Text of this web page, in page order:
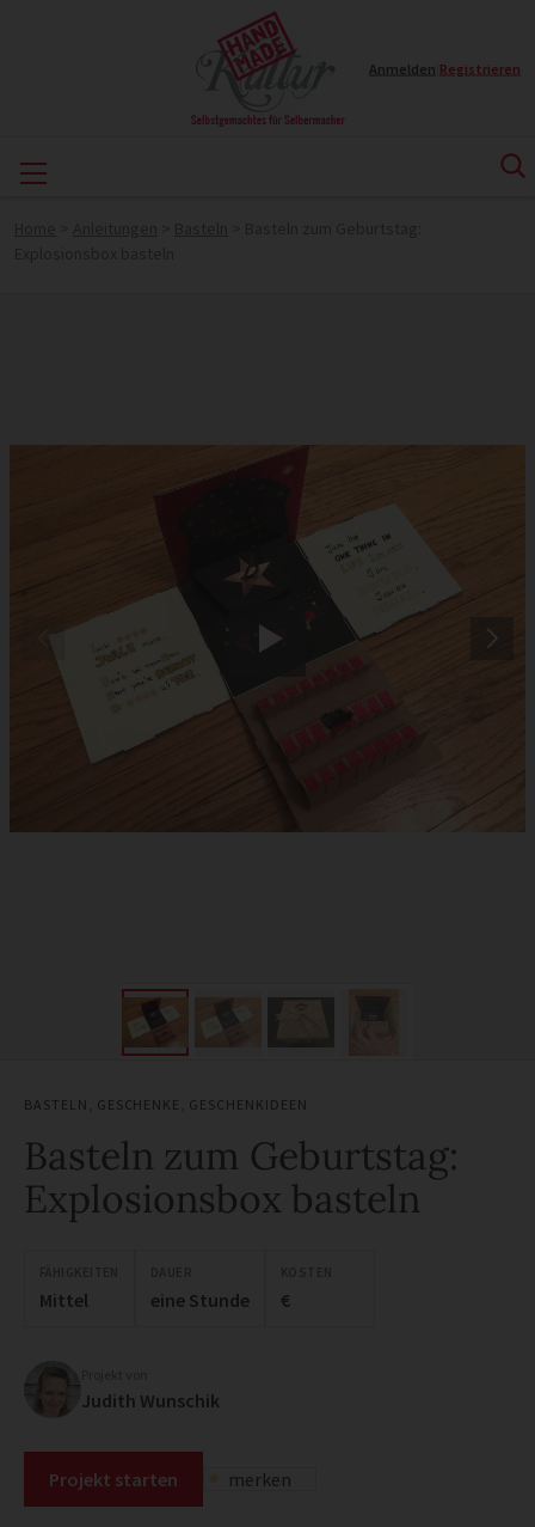
Anmelden Registrieren
BASTELN GESCHENKE GESCHENKIDEEN
Basteln zum Geburtstag:
Explosionsbox basteln
Mittel eine Stunde €
Judith Wunschik
Projekt starten merken